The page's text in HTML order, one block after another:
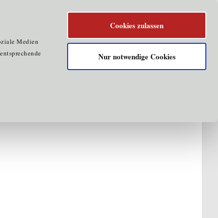
Medien
Cookies zulassen
Nur notwendige Cookies